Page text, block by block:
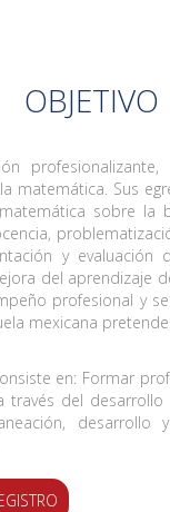
OBJETIVO
matemática. Sus
sobre la
y evaluación
del aprendizaje
profesional y
mexicana pretende.
en: Formar
del
desarrollo